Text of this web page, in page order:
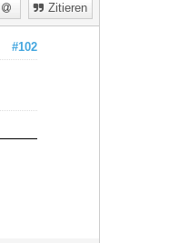
Zitieren
#102